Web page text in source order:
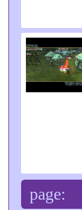
page: